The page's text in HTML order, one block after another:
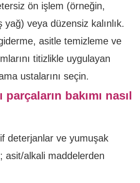
ön işlem (örneğin,
veya düzensiz kalınlık.
asitle temizleme ve
titizlikle uygulayan
ustalarını seçin.
bakımı nasıl
deterjanlar ve yumuşak
asit/alkali maddelerden